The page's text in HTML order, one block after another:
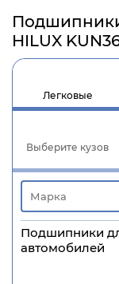
HILUX
Легковые
Выберите кузов
Подшипники
автомобилей